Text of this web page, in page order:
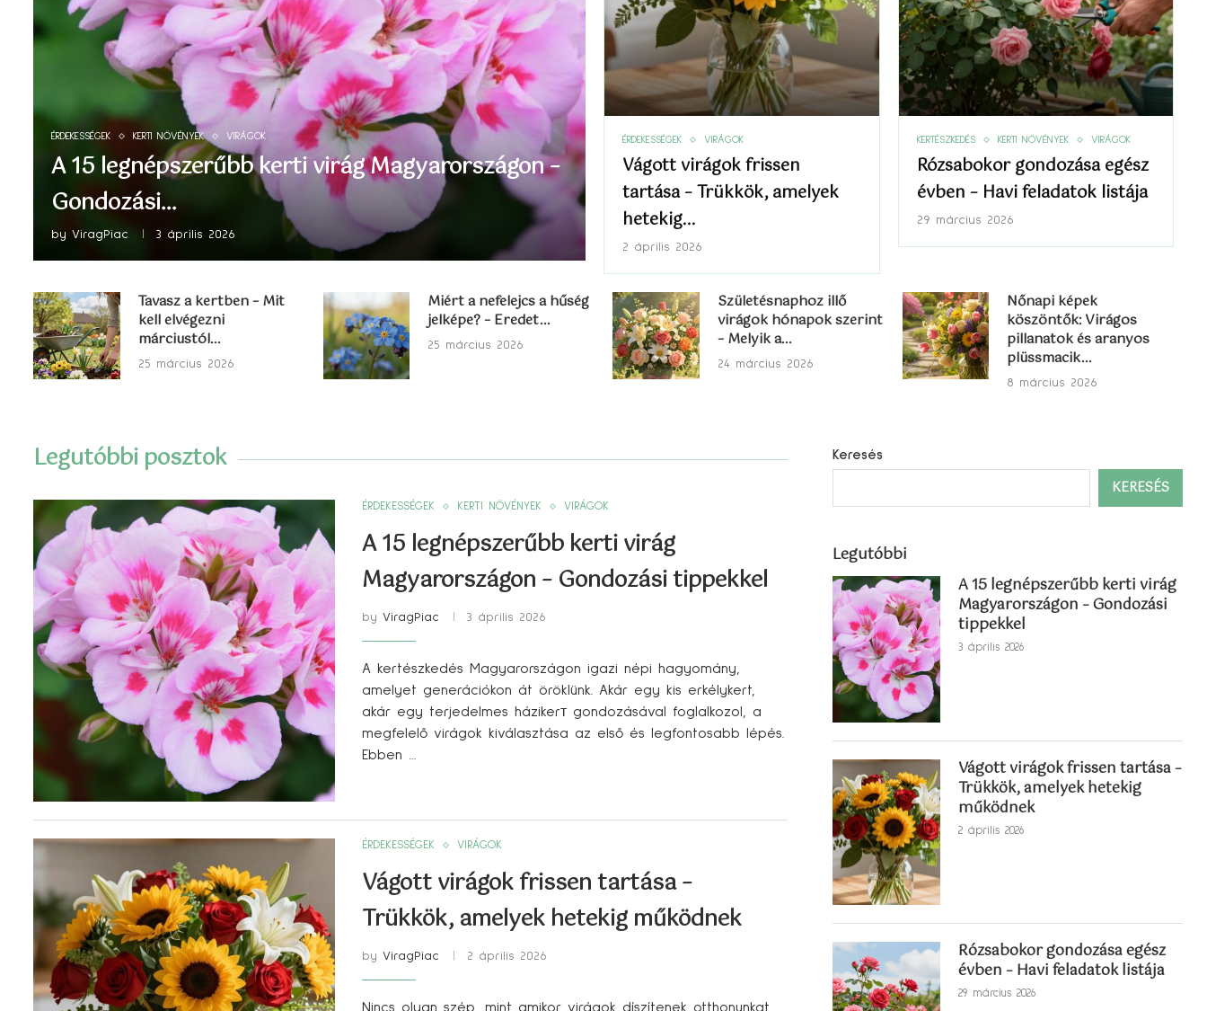
ÉRDEKESSÉGEK KERTI NÖVÉNYEK VIRÁGOK
A 15 legnépszerűbb kerti virág Magyarországon –
Gondozási...
by ViragPiac 3 április 2026
ÉRDEKESSÉGEK VIRÁGOK
Vágott virágok frissen
tartása – Trükkök, amelyek
hetekig...
2 április 2026
KERTÉSZKEDÉS KERTI NÖVÉNYEK VIRÁGOK
Rózsabokor gondozása egész
évben – Havi feladatok listája
29 március 2026
Tavasz a kertben – Mit
kell elvégezni
márciustól...
25 március 2026
Miért a nefelejcs a hűség
jelképe? – Eredet...
25 március 2026
Születésnaphoz illő
virágok hónapok szerint
– Melyik a...
24 március 2026
Nőnapi képek
köszöntők: Virágos
pillanatok és aranyos
plüssmacik...
8 március 2026
Legutóbbi posztok
ÉRDEKESSÉGEK KERTI NÖVÉNYEK VIRÁGOK
A 15 legnépszerűbb kerti virág
Magyarországon – Gondozási tippekkel
by ViragPiac 3 április 2026
A kertészkedés Magyarországon igazi népi hagyomány,
amelyet generációkon át öröklünk. Akár egy kis erkélykert,
akár egy terjedelmes házikerт gondozásával foglalkozol, a
megfelelő virágok kiválasztása az első és legfontosabb lépés.
Ebben …
ÉRDEKESSÉGEK VIRÁGOK
Vágott virágok frissen tartása –
Trükkök, amelyek hetekig működnek
by ViragPiac 2 április 2026
Nincs olyan szép, mint amikor virágok díszítenek otthonunkat.
Keresés
KERESÉS
Legutóbbi
A 15 legnépszerűbb kerti virág
Magyarországon – Gondozási
tippekkel
3 április 2026
Vágott virágok frissen tartása –
Trükkök, amelyek hetekig
működnek
2 április 2026
Rózsabokor gondozása egész
évben – Havi feladatok listája
29 március 2026